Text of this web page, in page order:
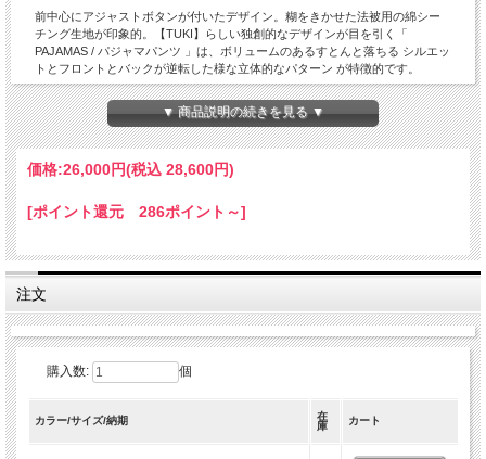
前中心にアジャストボタンが付いたデザイン。糊をきかせた法被用の綿シー
チング生地が印象的。【TUKI】らしい独創的なデザインが目を引く「
PAJAMAS / パジャマパンツ 」は、ボリュームのあるすとんと落ちる シルエッ
トとフロントとバックが逆転した様な立体的なパターン が特徴的です。
フロントは今までコレクションされていた「MILITARY BUGS(ミリタリーバグ
ス)」で、バックは「TUCK IN TROUSERS (タックイントラウザーズ)」のデ
ザインを継承しています。
ム入りの別生地を貼っているので着易さもあります。
なっています。
尚且つ裾の仕上げはフロントが立体感のあるディティールになっている所も
使用している素材は、シャトル織機で丁寧に織られたコットンシーティング
素材を使用しています。手織りの様なキメの細かい風合いで、経糸と緯糸の
強い表情のある生地感が目を引きます。素材自体は薄くてさらりと心地良い
着心地ですので暑い夏に最適な素材感と言えそうです。 リング精紡糸ですの
で、洗濯を繰り返しても風合いが保たれる事も特徴の一つです。
トップスをコンパクトにしてボトムにボリュームを持たせるAラインのスタイ
リングがお薦めです。
イージーパンツの様に気軽に履ける着易さとボリュームがありながらも綺麗
男女問わず楽しめるTUKIのパンツは選ぶサイズは自由です。 穿くお客様の好
きな穿き方で楽しんで下さい。 敢えて大きめのサイズを選んで穿いて頂いて
▼ 商品説明の続きを見る ▼
価格:26,000円(税込 28,600円)
[ポイント還元 286ポイント～]
注文
購入数: 個
カラー/サイズ/納期
在
庫
カート